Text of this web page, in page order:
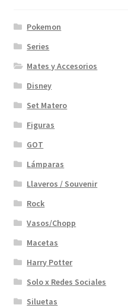
Pokemon
Series
Mates y Accesorios
Disney
Set Matero
Figuras
GOT
Lámparas
Llaveros / Souvenir
Rock
Vasos/Chopp
Macetas
Harry Potter
Solo x Redes Sociales
Siluetas